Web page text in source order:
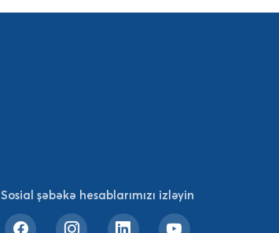
Sosial şəbəkə hesablarımızı izləyin